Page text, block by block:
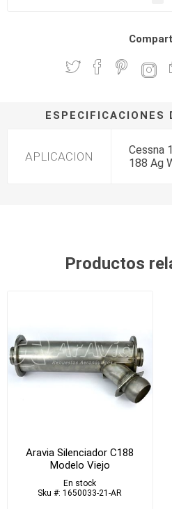
ESPECIFICACIONES
APLICACION
Cessna
188 Ag
Productos
Aravia Silenciador C188
Modelo Viejo
En stock
Sku #: 1650033-21-AR